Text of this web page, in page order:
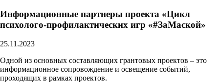
Информационные партнеры проекта «Цикл
психолого-профилактических игр «#ЗаМаской»
25.11.2023
Одной из основных составляющих грантовых проектов – это
информационное сопровождение и освещение событий,
проходящих в рамках проектов.